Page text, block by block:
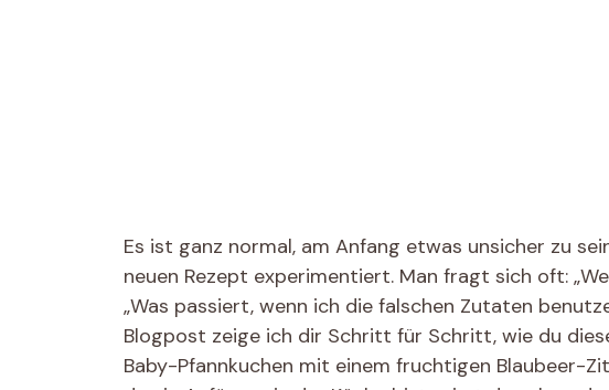
Es ist ganz normal, am Anfang etwas unsicher zu
neuen Rezept experimentiert. Man fragt sich oft:
„Was passiert, wenn ich die falschen Zutaten
Blogpost zeige ich dir Schritt für Schritt, wie du
Baby-Pfannkuchen mit einem fruchtigen Blaubeer-